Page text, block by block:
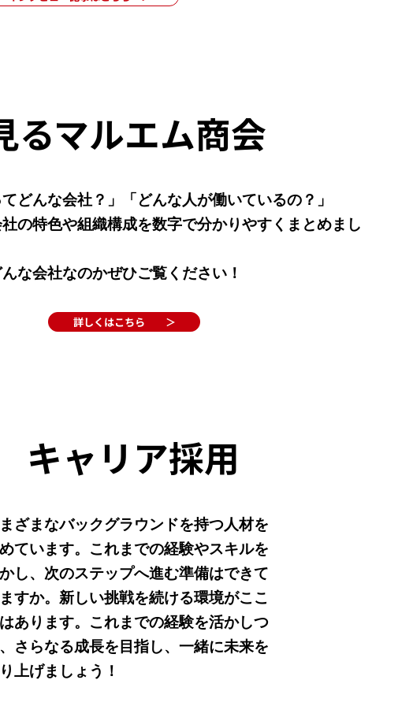
るマルエム商会
てどんな会社？」「どんな人が働いているの？」
の特色や組織構成を数字で分かりやすくまとめまし
な会社なのかぜひご覧ください！
詳しくはこちら ＞
キャリア採用
ざまなバックグラウンドを持つ人材を
ています。​これまでの経験やスキルを
し、次のステップへ進む準備はできて
すか。新しい挑戦を続ける環境がここ
あります。これまでの経験を活かしつ
さらなる成長を目指し、一緒に未来を
上げましょう！